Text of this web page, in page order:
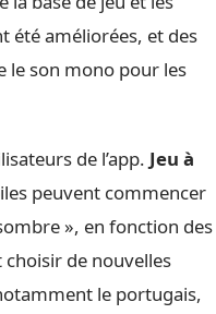
été améliorées, et des
le son mono pour les
de l’app. Jeu à
peuvent commencer
», en fonction des
de nouvelles
le portugais,